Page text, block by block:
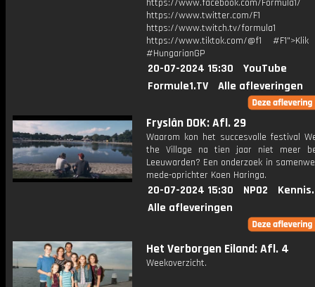
https://www.facebook.com/Formula1/
https://www.twitter.com/F1
https://www.twitch.tv/formula1
https://www.tiktok.com/@f1
#HungarianGP
20-07-2024 15:30
YouTube
Formule1.TV
Alle afleveringen
Fryslân DOK: Afl. 29
Waarom kon het succesvolle festival
the Village na tien jaar niet meer
Leeuwarden? Een onderzoek in
mede-oprichter Koen Haringa.
20-07-2024 15:30 NPO2
Alle afleveringen
Het Verborgen Eiland: Afl. 4
Weekoverzicht.